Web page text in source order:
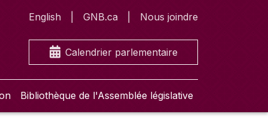
English GNB.ca Nous joindre
Calendrier parlementaire
Bibliothèque de l'Assemblée législative